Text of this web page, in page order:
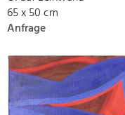
65 x 50 cm
Anfrage